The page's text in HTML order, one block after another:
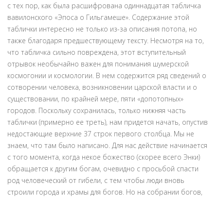
с тех пор, как была расшифрована одиннадцатая табличка
вавилонского «Эпоса о Гильгамеше». Содержание этой
таблички интересно не только из-за описания потопа, но
также благодаря предшествующему тексту. Несмотря на то,
что табличка сильно повреждена, этот вступительный
отрывок необычайно важен для понимания шумерской
космогонии и космологии. В нем содержится ряд сведений о
сотворении человека, возникновении царской власти и о
существовании, по крайней мере, пяти «допотопных»
городов. Поскольку сохранилась, только нижняя часть
таблички (примерно ее треть), нам придется начать, опустив
недостающие верхние 37 строк первого столбца. Мы не
знаем, что там было написано. Для нас действие начинается
с того момента, когда некое божество (скорее всего Энки)
обращается к другим богам, очевидно с просьбой спасти
род человеческий от гибели, с тем чтобы люди вновь
строили города и храмы для богов. Но на собрании богов,